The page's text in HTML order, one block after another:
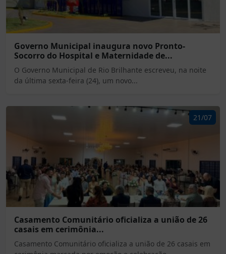
Governo Municipal inaugura novo Pronto-
Socorro do Hospital e Maternidade de...
O Governo Municipal de Rio Brilhante escreveu, na noite
da última sexta-feira (24), um novo...
21/07
Casamento Comunitário oficializa a união de 26
casais em cerimônia...
Casamento Comunitário oficializa a união de 26 casais em